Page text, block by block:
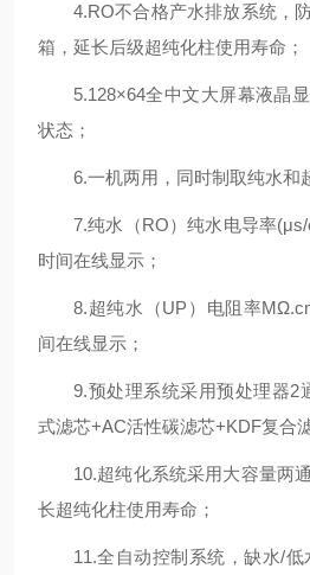
4.RO不合格产水排放系统，
箱，延长后级超纯化柱使用寿命；
5.128×64全中文大屏幕液晶
状态；
6.一机两用，同时制取纯水和
7.纯水（RO）纯水电导率
时间在线显示；
8.超纯水（UP）电阻率
间在线显示；
9.预处理系统采用预处理器2
式滤芯+AC活性碳滤芯+KDF复合
10.超纯化系统采用大容量两
长超纯化柱使用寿命；
11.全自动控制系统，缺水/